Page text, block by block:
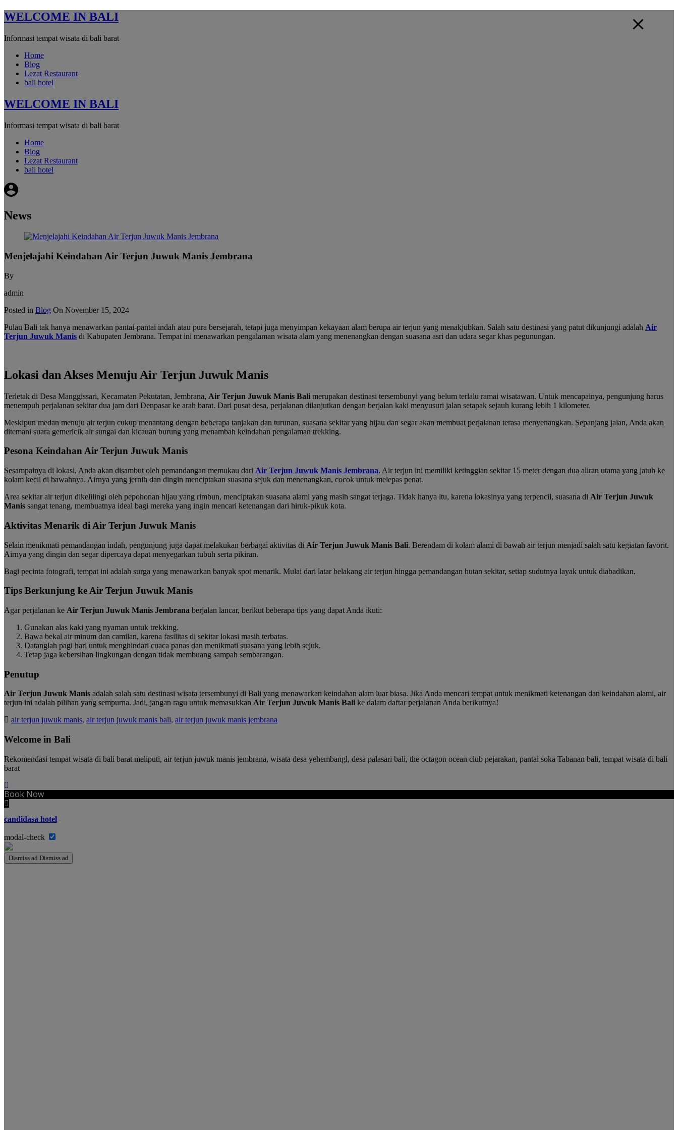
WELCOME IN BALI
Informasi tempat wisata di bali barat
Home
Blog
Lezat Restaurant
bali hotel
WELCOME IN BALI
Informasi tempat wisata di bali barat
Home
Blog
Lezat Restaurant
bali hotel
News
Menjelajahi Keindahan Air Terjun Juwuk Manis Jembrana
By
admin
Posted in Blog On November 15, 2024
Pulau Bali tak hanya menawarkan pantai-pantai indah atau pura bersejarah, tetapi juga menyimpan kekayaan alam berupa air terjun yang menakjubkan. Salah satu destinasi yang patut dikunjungi adalah Air
Terjun Juwuk Manis di Kabupaten Jembrana. Tempat ini menawarkan pengalaman wisata alam yang menenangkan dengan suasana asri dan udara segar khas pegunungan.
Lokasi dan Akses Menuju Air Terjun Juwuk Manis
Terletak di Desa Manggissari, Kecamatan Pekutatan, Jembrana, Air Terjun Juwuk Manis Bali merupakan destinasi tersembunyi yang belum terlalu ramai wisatawan. Untuk mencapainya, pengunjung harus
menempuh perjalanan sekitar dua jam dari Denpasar ke arah barat. Dari pusat desa, perjalanan dilanjutkan dengan berjalan kaki menyusuri jalan setapak sejauh kurang lebih 1 kilometer.
Meskipun medan menuju air terjun cukup menantang dengan beberapa tanjakan dan turunan, suasana sekitar yang hijau dan segar akan membuat perjalanan terasa menyenangkan. Sepanjang jalan, Anda akan
ditemani suara gemericik air sungai dan kicauan burung yang menambah keindahan pengalaman trekking.
Pesona Keindahan Air Terjun Juwuk Manis
Sesampainya di lokasi, Anda akan disambut oleh pemandangan memukau dari Air Terjun Juwuk Manis Jembrana. Air terjun ini memiliki ketinggian sekitar 15 meter dengan dua aliran utama yang jatuh ke
kolam kecil di bawahnya. Airnya yang jernih dan dingin menciptakan suasana sejuk dan menenangkan, cocok untuk melepas penat.
Area sekitar air terjun dikelilingi oleh pepohonan hijau yang rimbun, menciptakan suasana alami yang masih sangat terjaga. Tidak hanya itu, karena lokasinya yang terpencil, suasana di Air Terjun Juwuk
Manis sangat tenang, membuatnya ideal bagi mereka yang ingin mencari ketenangan dari hiruk-pikuk kota.
Aktivitas Menarik di Air Terjun Juwuk Manis
Selain menikmati pemandangan indah, pengunjung juga dapat melakukan berbagai aktivitas di Air Terjun Juwuk Manis Bali. Berendam di kolam alami di bawah air terjun menjadi salah satu kegiatan favorit.
Airnya yang dingin dan segar dipercaya dapat menyegarkan tubuh serta pikiran.
Bagi pecinta fotografi, tempat ini adalah surga yang menawarkan banyak spot menarik. Mulai dari latar belakang air terjun hingga pemandangan hutan sekitar, setiap sudutnya layak untuk diabadikan.
Tips Berkunjung ke Air Terjun Juwuk Manis
Agar perjalanan ke Air Terjun Juwuk Manis Jembrana berjalan lancar, berikut beberapa tips yang dapat Anda ikuti:
Gunakan alas kaki yang nyaman untuk trekking.
Bawa bekal air minum dan camilan, karena fasilitas di sekitar lokasi masih terbatas.
Datanglah pagi hari untuk menghindari cuaca panas dan menikmati suasana yang lebih sejuk.
Tetap jaga kebersihan lingkungan dengan tidak membuang sampah sembarangan.
Penutup
Air Terjun Juwuk Manis adalah salah satu destinasi wisata tersembunyi di Bali yang menawarkan keindahan alam luar biasa. Jika Anda mencari tempat untuk menikmati ketenangan dan keindahan alami, air
terjun ini adalah pilihan yang sempurna. Jadi, jangan ragu untuk memasukkan Air Terjun Juwuk Manis Bali ke dalam daftar perjalanan Anda berikutnya!
air terjun juwuk manis, air terjun juwuk manis bali, air terjun juwuk manis jembrana
Welcome in Bali
Rekomendasi tempat wisata di bali barat meliputi, air terjun juwuk manis jembrana, wisata desa yehembangl, desa palasari bali, the octagon ocean club pejarakan, pantai soka Tabanan bali, tempat wisata di bali
barat
Book Now
candidasa hotel
modal-check
Dismiss ad Dismiss ad